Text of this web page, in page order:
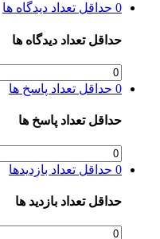
0 حداقل تعداد دیدگاه ها
حداقل تعداد دیدگاه ها
0 حداقل تعداد پاسخ ها
حداقل تعداد پاسخ ها
0 حداقل تعداد بازدیدها
حداقل تعداد بازدید ها